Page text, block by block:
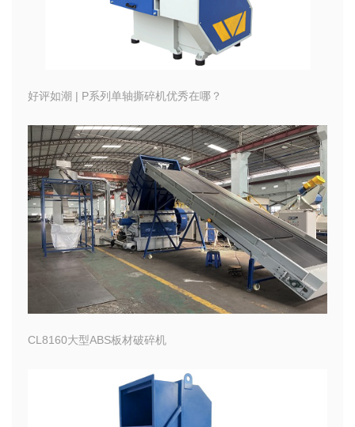
好评如潮 | P系列单轴撕碎机优秀在哪？
CL8160大型ABS板材破碎机